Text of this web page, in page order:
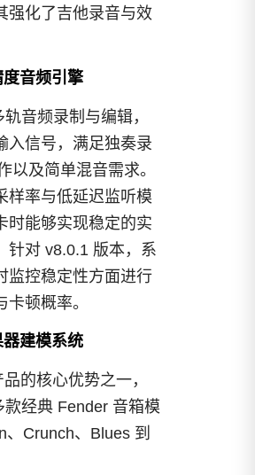
强化了吉他录音与效
音频引擎
音频录制与编辑，
入信号，满足独奏录
以及简单混音需求。
样率与低延迟监听模
时能够实现稳定的实
针对 v8.0.1 版本，系
监控稳定性方面进行
卡顿概率。
建模系统
的核心优势之一，
经典 Fender 音箱模
Crunch、Blues 到